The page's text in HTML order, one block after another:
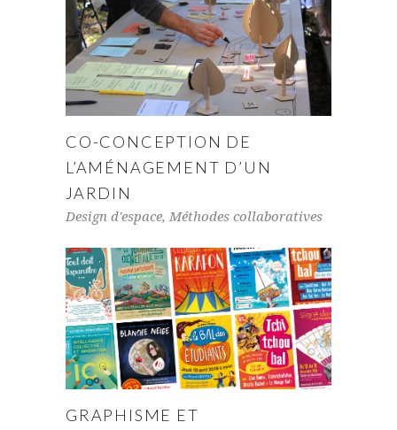
CO-CONCEPTION DE
L’AMÉNAGEMENT D’UN
JARDIN
Design d'espace, Méthodes collaboratives
GRAPHISME ET